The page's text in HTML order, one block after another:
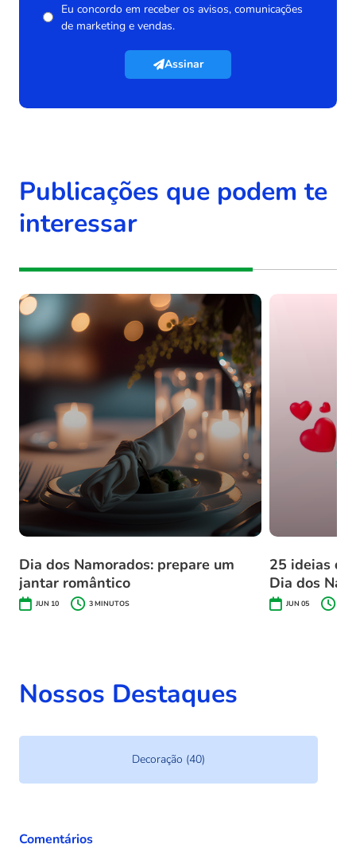
Eu concordo em receber os avisos, comunicações
de marketing e vendas.
Assinar
Publicações que podem te
interessar
Dia dos Namorados: prepare um
jantar romântico
JUN 10 3MINUTOS
25 ideias
Dia dos
JUN 05
Nossos Destaques
Decoração (40)
Comentários